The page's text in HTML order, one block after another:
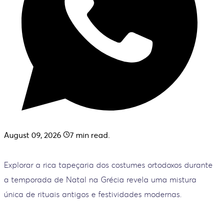
August 09, 2026 7 min read.
Explorar a rica tapeçaria dos costumes ortodoxos durante
a temporada de Natal na Grécia revela uma mistura
única de rituais antigos e festividades modernas.